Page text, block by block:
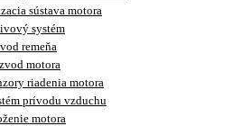
sústava motora
systém
remeňa
motora
riadenia motora
prívodu vzduchu
motora